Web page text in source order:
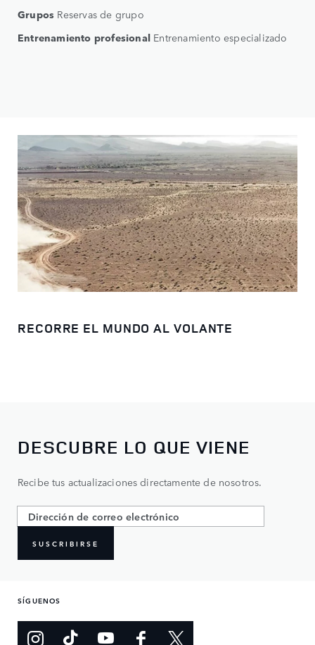
Grupos Reservas de grupo
Entrenamiento profesional Entrenamiento especializado
RECORRE EL MUNDO AL VOLANTE
DESCUBRE LO QUE VIENE
Recibe tus actualizaciones directamente de nosotros.
SUSCRIBIRSE
SÍGUENOS